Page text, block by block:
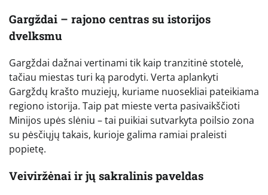
Gargždai – rajono centras su istorijos
dvelksmu
Gargždai dažnai vertinami tik kaip tranzitinė stotelė,
tačiau miestas turi ką parodyti. Verta aplankyti
Gargždų krašto muziejų, kuriame nuosekliai pateikiama
regiono istorija. Taip pat mieste verta pasivaikščioti
Minijos upės slėniu – tai puikiai sutvarkyta poilsio zona
su pėsčiųjų takais, kurioje galima ramiai praleisti
popietę.
Veiviržėnai ir jų sakralinis paveldas